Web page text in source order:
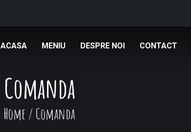
ACASA MENIU DESPRE NOI CONTACT
Comanda
Home / Comanda